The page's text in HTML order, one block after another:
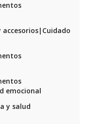
accesorios|Cuidado
emocional
y salud